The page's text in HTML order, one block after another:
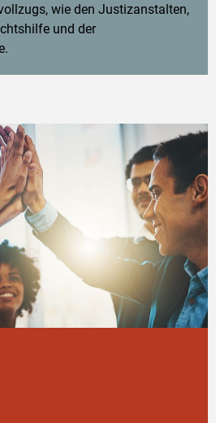
wie den Justizanstalten,
und der